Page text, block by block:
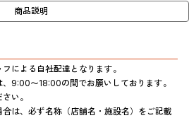
商品説明
による自社配達となります。
9:00〜18:00の間でお願いしております。
い。
合は、必ず名称（店舗名・施設名）をご記載